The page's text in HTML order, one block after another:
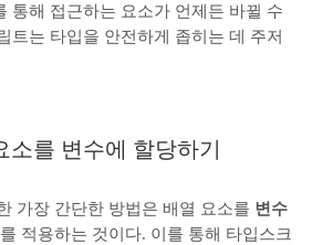
통해 접근하는 요소가 언제든 바뀔 수
트는 타입을 안전하게 좁히는 데 주저
를 변수에 할당하기
가장 간단한 방법은 배열 요소를 변수
적용하는 것이다. 이를 통해 타입스크